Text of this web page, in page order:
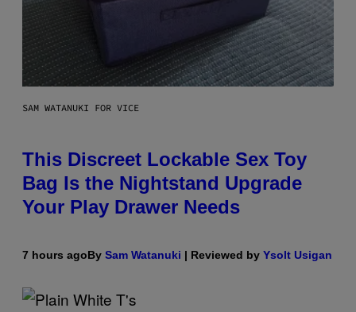
SAM WATANUKI FOR VICE
This Discreet Lockable Sex Toy
Bag Is the Nightstand Upgrade
Your Play Drawer Needs
7 hours agoBy Sam Watanuki | Reviewed by Ysolt Usigan